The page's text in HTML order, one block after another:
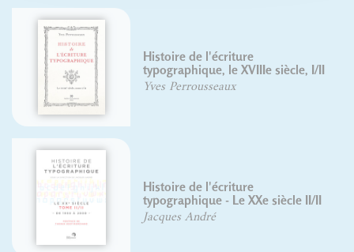
Histoire de l'écriture
typographique, le XVIIIe siècle, I/II
Yves Perrousseaux
Histoire de l'écriture
typographique - Le XXe siècle II/II
Jacques André